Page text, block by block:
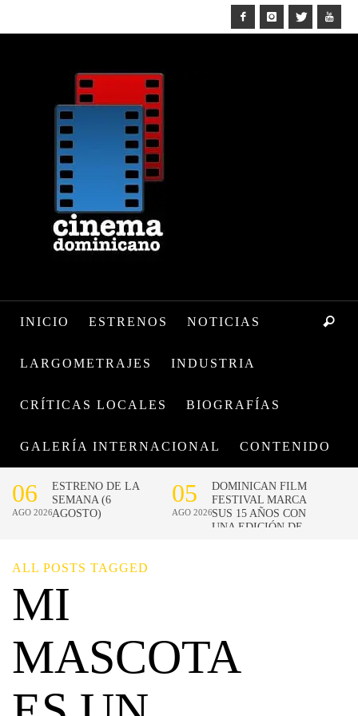
INICIO ESTRENOS NOTICIAS
LARGOMETRAJES INDUSTRIA
CRÍTICAS LOCALES BIOGRAFÍAS
GALERÍA INTERNACIONAL CONTENIDO
ALL POSTS TAGGED
MI
MASCOTA